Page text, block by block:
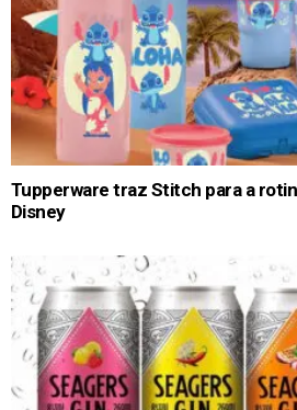
Tupperware traz Stitch para a
Disney